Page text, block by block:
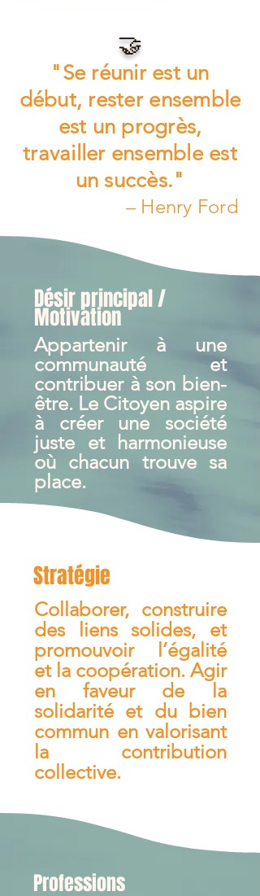
🤝
"Se réunir est un
début, rester ensemble
est un progrès,
travailler ensemble est
un succès."
– Henry Ford
Désir principal /
Motivation
Appartenir à une
communauté et
contribuer à son bien-
être. Le Citoyen aspire
à créer une société
juste et harmonieuse
où chacun trouve sa
place.
Stratégie
Collaborer, construire
des liens solides, et
promouvoir l’égalité
et la coopération. Agir
en faveur de la
solidarité et du bien
commun en valorisant
la contribution
collective.
Professions